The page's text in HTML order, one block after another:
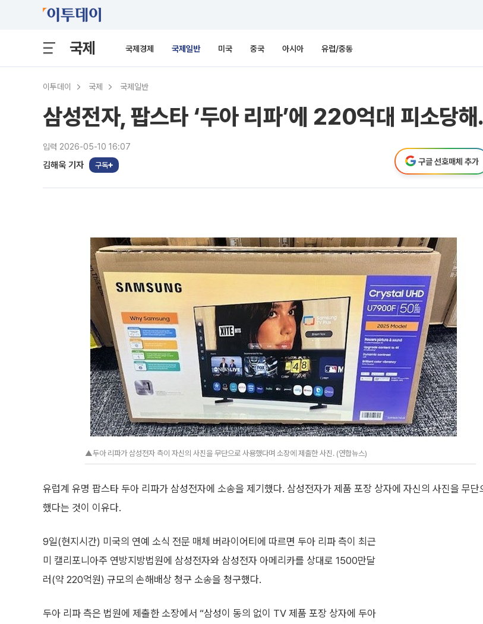
국제 국제경제 국제일반 미국 중국 아시아 유럽/중동
이투데이 국제 국제일반
삼성전자, 팝스타 ‘두아 리파’에 220억대 피소당
입력 2026-05-10 16:07
김해욱 기자 구독 구글 선호매체 추가
▲두아 리파가 삼성전자 측이 자신의 사진을 무단으로 사용했다며 소장에 제출한 사진. (연합뉴스)
유럽계 유명 팝스타 두아 리파가 삼성전자에 소송을 제기했다. 삼성전자가 제품 포장 상자에 자신의 사진을 무단
했다는 것이 이유다.
9일(현지시간) 미국의 연예 소식 전문 매체 버라이어티에 따르면 두아 리파 측이 최근
미 캘리포니아주 연방지방법원에 삼성전자와 삼성전자 아메리카를 상대로 1500만달
러(약 220억원) 규모의 손해배상 청구 소송을 청구했다.
두아 리파 측은 법원에 제출한 소장에서 “삼성이 동의 없이 TV 제품 포장 상자에 두아